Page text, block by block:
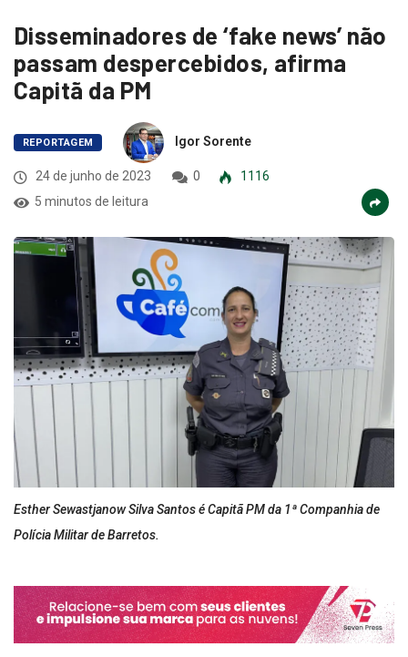
Disseminadores de ‘fake news’ não
passam despercebidos, afirma
Capitã da PM
REPORTAGEM Igor Sorente
24 de junho de 2023 0
1116
5 minutos de leitura
Esther Sewastjanow Silva Santos é Capitã PM da 1ª Companhia de
Polícia Militar de Barretos.